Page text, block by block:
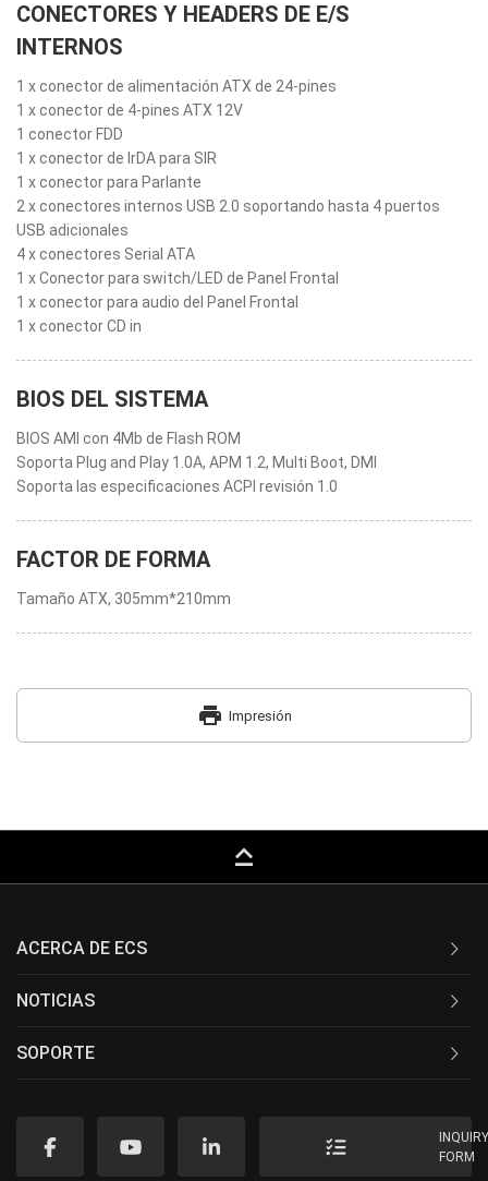
CONECTORES Y HEADERS DE E/S
INTERNOS
1 x conector de alimentación ATX de 24-pines
1 x conector de 4-pines ATX 12V
1 conector FDD
1 x conector de IrDA para SIR
1 x conector para Parlante
2 x conectores internos USB 2.0 soportando hasta 4 puertos
USB adicionales
4 x conectores Serial ATA
1 x Conector para switch/LED de Panel Frontal
1 x conector para audio del Panel Frontal
1 x conector CD in
BIOS DEL SISTEMA
BIOS AMI con 4Mb de Flash ROM
Soporta Plug and Play 1.0A, APM 1.2, Multi Boot, DMI
Soporta las especificaciones ACPI revisión 1.0
FACTOR DE FORMA
Tamaño ATX, 305mm*210mm
print Impresión
keyboard_capslock
ACERCA DE ECS
NOTICIAS
SOPORTE
FORM